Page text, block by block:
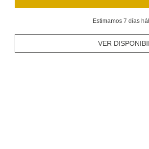
Estimamos 7 días
VER